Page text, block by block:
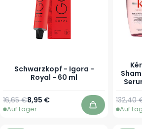
Schwarzkopf - Igora -
Royal - 60 ml
Ab
8,95 €
Regulärer Preis
16,65 €
Auf Lager In den
132,40
Auf